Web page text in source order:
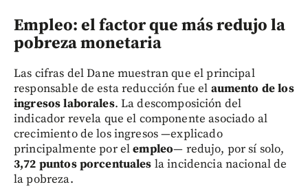
Empleo: el factor que más redujo la
pobreza monetaria
Las cifras del Dane muestran que el principal
responsable de esta reducción fue el aumento de los
ingresos laborales. La descomposición del
indicador revela que el componente asociado al
crecimiento de los ingresos —explicado
principalmente por elempleo— redujo, por sí solo,
3,72 puntos porcentuales la incidencia nacional de
la pobreza.